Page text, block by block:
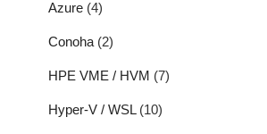
Azure (4)
Conoha (2)
HPE VME / HVM (7)
Hyper-V / WSL(10)